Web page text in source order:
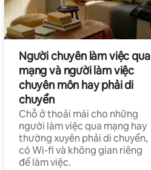
Người chuyên làm việc qua
mạng và người làm việc
chuyên môn hay phải di
chuyển
Chỗ ở thoải mái cho những
người làm việc qua mạng hay
thường xuyên phải di chuyển,
có Wi-fi và không gian riêng
để làm việc.